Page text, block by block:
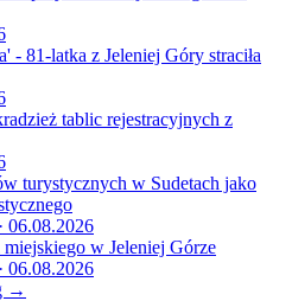
- 81-latka z Jeleniej Góry straciła
tablic rejestracyjnych z
turystycznych w Sudetach jako
06.08.2026
w Jeleniej Górze
06.08.2026
→